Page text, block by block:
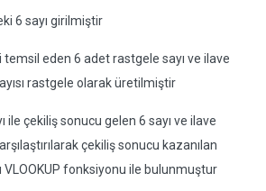
6 sayı girilmiştir
temsil eden 6 adet rastgele sayı ve ilave
rastgele olarak üretilmiştir
ile çekiliş sonucu gelen 6 sayı ve ilave
çekiliş sonucu kazanılan
VLOOKUP fonksiyonu ile bulunmuştur